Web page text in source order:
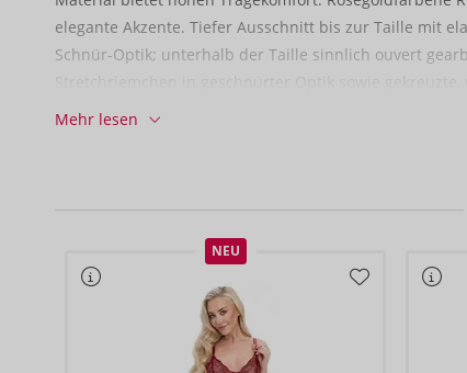
elegante Akzente. Tiefer Ausschnitt bis zur Taille mit
Schnür-Optik; unterhalb der Taille sinnlich ouvert
optimalen Sitz. Der Rio-Style mit hohen
Mehr lesen
NEU